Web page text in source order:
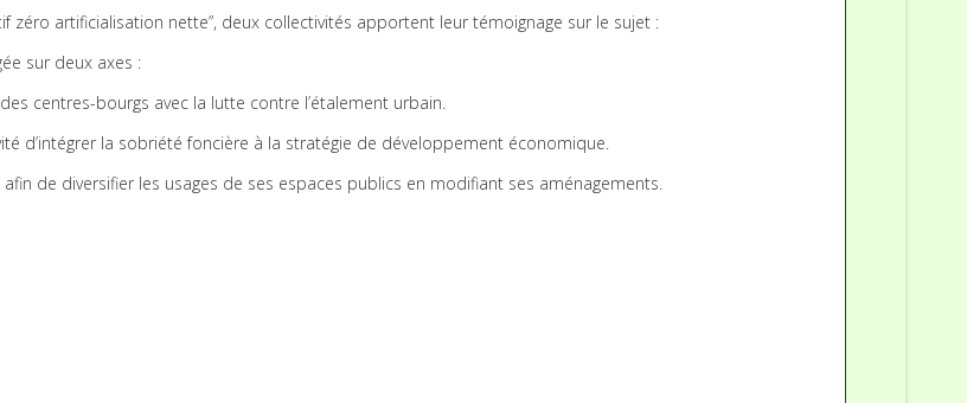
zéro artificialisation nette”, deux collectivités apportent leur témoignage sur le sujet :
sur deux axes :
centres-bourgs avec la lutte contre l’étalement urbain.
d’intégrer la sobriété foncière à la stratégie de développement économique.
de diversifier les usages de ses espaces publics en modifiant ses aménagements.